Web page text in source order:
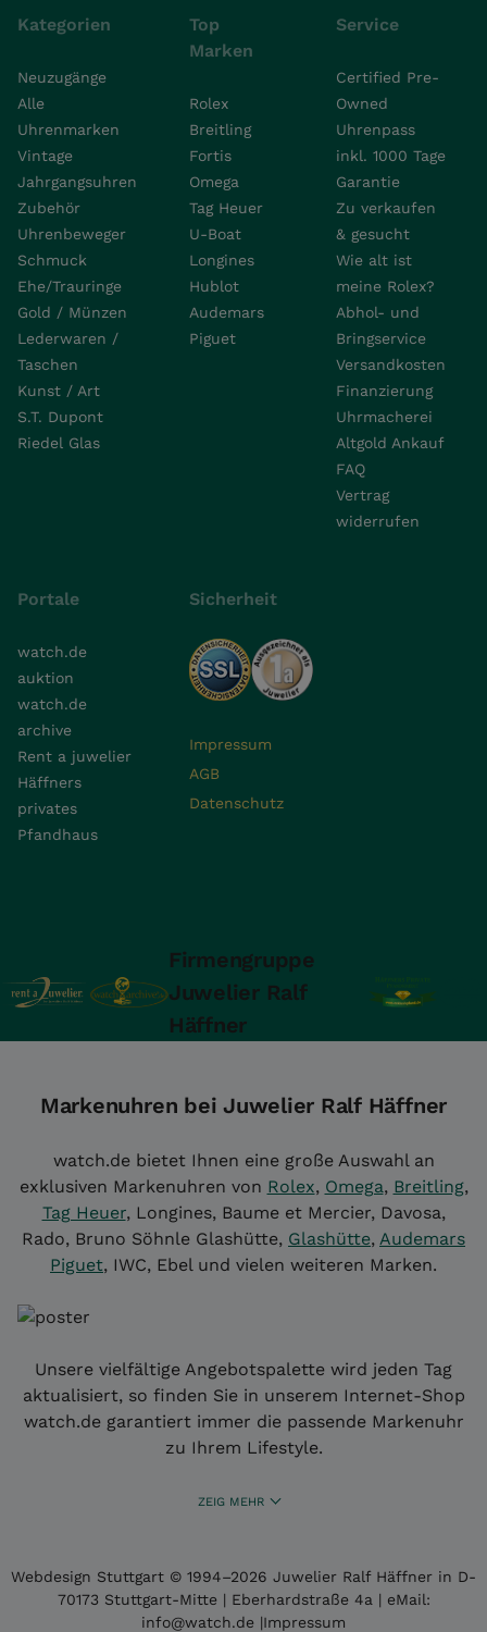
Kategorien
Neuzugänge
Alle
Uhrenmarken
Vintage
Jahrgangsuhren
Zubehör
Uhrenbeweger
Schmuck
Ehe/Trauringe
Gold / Münzen
Lederwaren /
Taschen
Kunst / Art
S.T. Dupont
Riedel Glas
Top
Marken
Rolex
Breitling
Fortis
Omega
Tag Heuer
U-Boat
Longines
Hublot
Audemars
Piguet
Service
Certified Pre-
Owned
Uhrenpass
inkl. 1000 Tage
Garantie
Zu verkaufen
& gesucht
Wie alt ist
meine Rolex?
Abhol- und
Bringservice
Versandkosten
Finanzierung
Uhrmacherei
Altgold Ankauf
FAQ
Vertrag
widerrufen
Portale
watch.de
auktion
watch.de
archive
Rent a juwelier
Häffners
privates
Pfandhaus
Sicherheit
Impressum
AGB
Datenschutz
Firmengruppe
Juwelier Ralf
Häffner
Markenuhren bei Juwelier Ralf Häffner
watch.de bietet Ihnen eine große Auswahl an
exklusiven Markenuhren von Rolex, Omega, Breitling,
Tag Heuer, Longines, Baume et Mercier, Davosa,
Rado, Bruno Söhnle Glashütte, Glashütte, Audemars
Piguet, IWC, Ebel und vielen weiteren Marken.
Unsere vielfältige Angebotspalette wird jeden Tag
aktualisiert, so finden Sie in unserem Internet-Shop
watch.de garantiert immer die passende Markenuhr
zu Ihrem Lifestyle.
ZEIG MEHR
Webdesign Stuttgart © 1994­–2026 Juwelier Ralf Häffner in D-
70173 Stuttgart-Mitte | Eberhardstraße 4a | eMail:
info@watch.de |Impressum